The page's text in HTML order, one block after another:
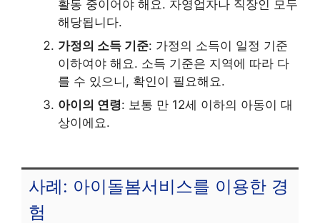
활동 중이어야 해요. 자영업자나 직장인 모두
해당됩니다.
가정의 소득 기준: 가정의 소득이 일정 기준
이하여야 해요. 소득 기준은 지역에 따라 다
를 수 있으니, 확인이 필요해요.
아이의 연령: 보통 만 12세 이하의 아동이 대
상이에요.
사례: 아이돌봄서비스를 이용한 경
험